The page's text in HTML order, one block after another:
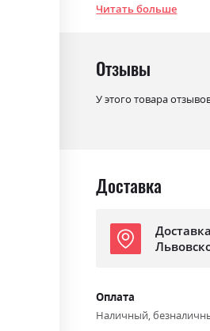
Цвет (Корпус):
Стиль
Материал
Читать больше
Отзывы
У этого товара
Доставка
Оплата
Наличный,